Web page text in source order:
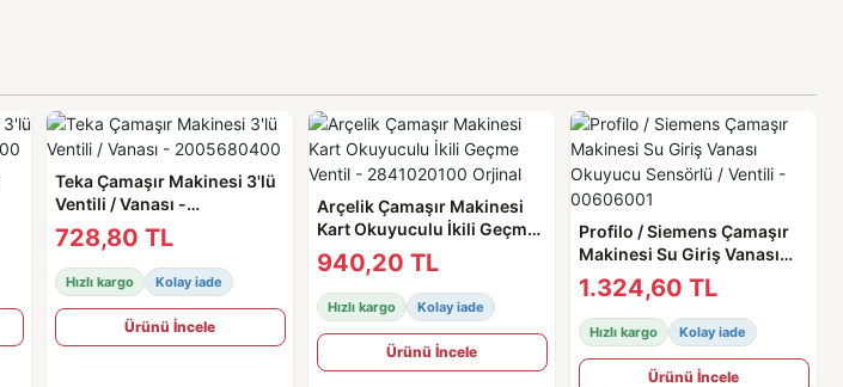
Teka Çamaşır Makinesi 3'lü
Ventili / Vanası -
2005680400
728,80 TL
Hızlı kargo Kolay iade
Ürünü İncele
Arçelik Çamaşır Makinesi
Kart Okuyuculu İkili Geçme
Ventil - 2841020100 Orjinal
940,20 TL
Hızlı kargo Kolay iade
Ürünü İncele
Profilo / Siemens Çamaşır
Makinesi Su Giriş Vanası
Okuyucu Sensörlü / Ventili -
00606001
1.324,60 TL
Hızlı kargo Kolay iade
Ürünü İncele